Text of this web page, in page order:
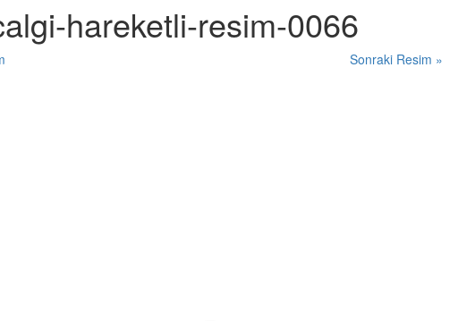
hareketli-resim-0066
Sonraki Resim »